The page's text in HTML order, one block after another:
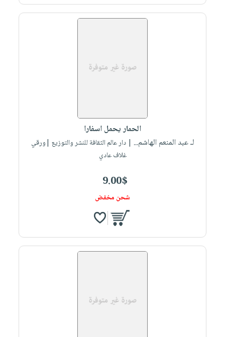
الحمار يحمل اسفارا
لـ عبد المنعم الهاشم... | دار عالم الثقافة للنشر والتوزيع |ورقي
غلاف عادي
9.00$
شحن مخفض